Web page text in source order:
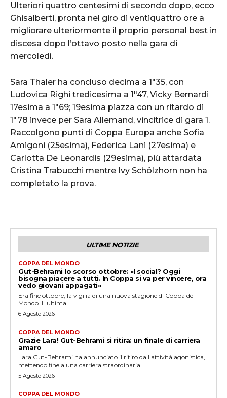
Ulteriori quattro centesimi di secondo dopo, ecco
Ghisalberti, pronta nel giro di ventiquattro ore a
migliorare ulteriormente il proprio personal best in
discesa dopo l’ottavo posto nella gara di
mercoledì.
Sara Thaler ha concluso decima a 1″35, con
Ludovica Righi tredicesima a 1″47, Vicky Bernardi
17esima a 1″69; 19esima piazza con un ritardo di
1″78 invece per Sara Allemand, vincitrice di gara 1.
Raccolgono punti di Coppa Europa anche Sofia
Amigoni (25esima), Federica Lani (27esima) e
Carlotta De Leonardis (29esima), più attardata
Cristina Trabucchi mentre Ivy Schölzhorn non ha
completato la prova.
ULTIME NOTIZIE
COPPA DEL MONDO
Gut-Behrami lo scorso ottobre: «I social? Oggi
bisogna piacere a tutti. In Coppa si va per vincere, ora
vedo giovani appagati»
Era fine ottobre, la vigilia di una nuova stagione di Coppa del
Mondo. L'ultima...
6 Agosto 2026
COPPA DEL MONDO
Grazie Lara! Gut-Behrami si ritira: un finale di carriera
amaro
Lara Gut-Behrami ha annunciato il ritiro dall'attività agonistica,
mettendo fine a una carriera straordinaria...
5 Agosto 2026
COPPA DEL MONDO